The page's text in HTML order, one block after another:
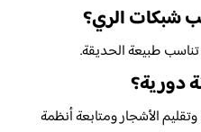
شبكات الري؟
طبيعة الحديقة.
دورية؟
الأشجار ومتابعة أنظمة